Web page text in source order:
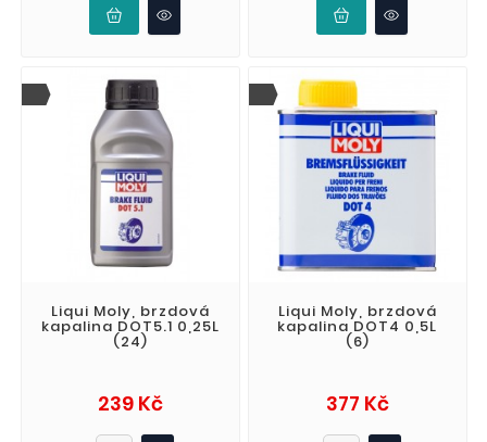
Liqui Moly, brzdová
kapalina DOT5.1 0,25L
(24)
239 KčCena
Liqui Moly, brzdová
kapalina DOT4 0,5L
(6)
377 KčCena